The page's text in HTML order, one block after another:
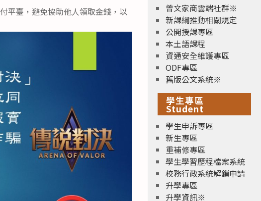
平臺，避免協助他人領取金錢，以
曾文家商雲端社群※
新課綱推動相關規定
公開授課專區
本土語課程
資通安全維護專區
ODF專區
舊版公文系統※
學生專區
Student
學生申訴專區
新生專區
重補修專區
學生學習歷程檔案系統
校務行政系統解鎖申請
升學專區
升學資訊※